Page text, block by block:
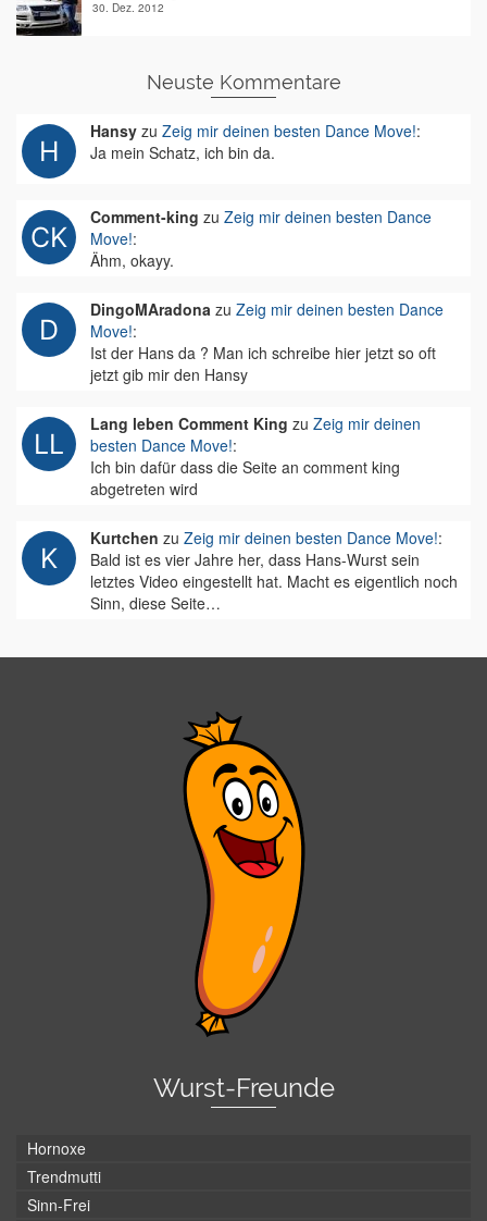
30. Dez. 2012
Neuste Kommentare
Hansy zu Zeig mir deinen besten Dance Move!:
Ja mein Schatz, ich bin da.
Comment-king zu Zeig mir deinen besten Dance
Move!:
Ähm, okayy.
DingoMAradona zu Zeig mir deinen besten Dance
Move!:
Ist der Hans da ? Man ich schreibe hier jetzt so oft
jetzt gib mir den Hansy
Lang leben Comment King zu Zeig mir deinen
besten Dance Move!:
Ich bin dafür dass die Seite an comment king
abgetreten wird
Kurtchen zu Zeig mir deinen besten Dance Move!:
Bald ist es vier Jahre her, dass Hans-Wurst sein
letztes Video eingestellt hat. Macht es eigentlich noch
Sinn, diese Seite…
Wurst-Freunde
Hornoxe
Trendmutti
Sinn-Frei